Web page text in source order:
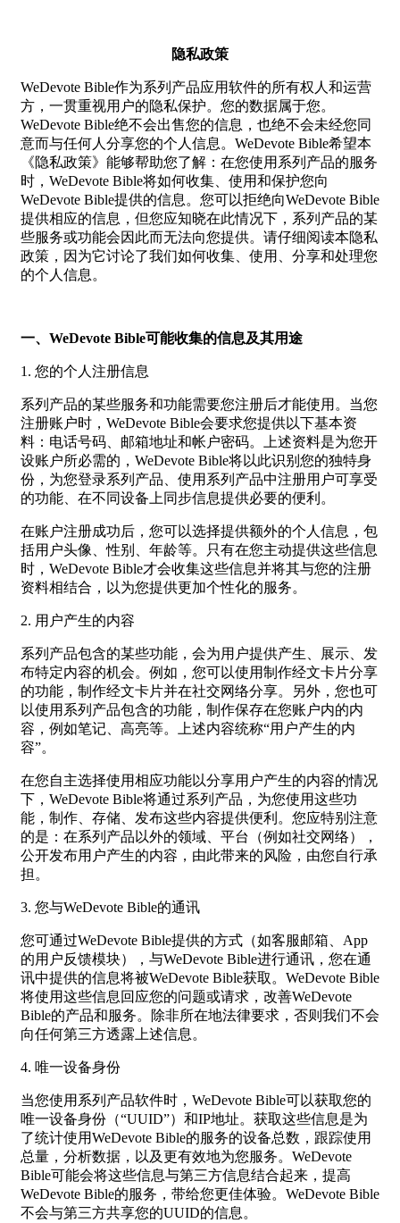
隐私政策
WeDevote Bible作为系列产品应用软件的所有权人和运营
方，一贯重视用户的隐私保护。您的数据属于您。
WeDevote Bible绝不会出售您的信息，也绝不会未经您同
意而与任何人分享您的个人信息。WeDevote Bible希望本
《隐私政策》能够帮助您了解：在您使用系列产品的服务
时，WeDevote Bible将如何收集、使用和保护您向
WeDevote Bible提供的信息。您可以拒绝向WeDevote Bible
提供相应的信息，但您应知晓在此情况下，系列产品的某
些服务或功能会因此而无法向您提供。请仔细阅读本隐私
政策，因为它讨论了我们如何收集、使用、分享和处理您
的个人信息。
一、WeDevote Bible可能收集的信息及其用途
1. 您的个人注册信息
系列产品的某些服务和功能需要您注册后才能使用。当您
注册账户时，WeDevote Bible会要求您提供以下基本资
料：电话号码、邮箱地址和帐户密码。上述资料是为您开
设账户所必需的，WeDevote Bible将以此识别您的独特身
份，为您登录系列产品、使用系列产品中注册用户可享受
的功能、在不同设备上同步信息提供必要的便利。
在账户注册成功后，您可以选择提供额外的个人信息，包
括用户头像、性别、年龄等。只有在您主动提供这些信息
时，WeDevote Bible才会收集这些信息并将其与您的注册
资料相结合，以为您提供更加个性化的服务。
2. 用户产生的内容
系列产品包含的某些功能，会为用户提供产生、展示、发
布特定内容的机会。例如，您可以使用制作经文卡片分享
的功能，制作经文卡片并在社交网络分享。另外，您也可
以使用系列产品包含的功能，制作保存在您账户内的内
容，例如笔记、高亮等。上述内容统称“用户产生的内
容”。
在您自主选择使用相应功能以分享用户产生的内容的情况
下，WeDevote Bible将通过系列产品，为您使用这些功
能，制作、存储、发布这些内容提供便利。您应特别注意
的是：在系列产品以外的领域、平台（例如社交网络），
公开发布用户产生的内容，由此带来的风险，由您自行承
担。
3. 您与WeDevote Bible的通讯
您可通过WeDevote Bible提供的方式（如客服邮箱、App
的用户反馈模块），与WeDevote Bible进行通讯，您在通
讯中提供的信息将被WeDevote Bible获取。WeDevote Bible
将使用这些信息回应您的问题或请求，改善WeDevote
Bible的产品和服务。除非所在地法律要求，否则我们不会
向任何第三方透露上述信息。
4. 唯一设备身份
当您使用系列产品软件时，WeDevote Bible可以获取您的
唯一设备身份（“UUID”）和IP地址。获取这些信息是为
了统计使用WeDevote Bible的服务的设备总数，跟踪使用
总量，分析数据，以及更有效地为您服务。WeDevote
Bible可能会将这些信息与第三方信息结合起来，提高
WeDevote Bible的服务，带给您更佳体验。WeDevote Bible
不会与第三方共享您的UUID的信息。